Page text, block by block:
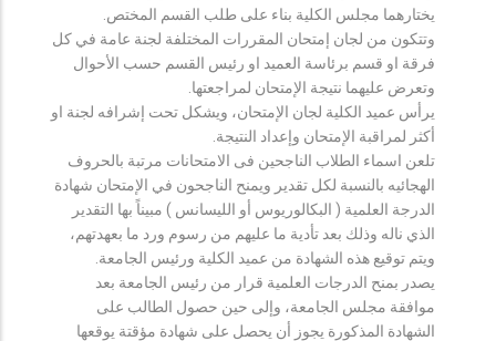
يختارهما مجلس الكلية بناء على طلب القسم المختص.
وتتكون من لجان إمتحان المقررات المختلفة لجنة عامة في كل
فرقة او قسم برئاسة العميد او رئيس القسم حسب الأحوال
وتعرض عليهما نتيجة الإمتحان لمراجعتها.
يرأس عميد الكلية لجان الإمتحان، ويشكل تحت إشرافه لجنة او
أكثر لمراقبة الإمتحان وإعداد النتيجة.
تلعن اسماء الطلاب الناجحين فى الامتحانات مرتبة بالحروف
الهجائيه بالنسبة لكل تقدير ويمنح الناجحون في الإمتحان شهادة
الدرجة العلمية ( البكالوريوس أو الليسانس ) مبيناً بها التقدير
الذي ناله وذلك بعد تأدية ما عليهم من رسوم ورد ما بعهدتهم،
ويتم توقيع هذه الشهادة من عميد الكلية ورئيس الجامعة.
يصدر بمنح الدرجات العلمية قرار من رئيس الجامعة بعد
موافقة مجلس الجامعة، وإلى حين حصول الطالب على
الشهادة المذكورة يجوز أن يحصل على شهادة مؤقتة يوقعها